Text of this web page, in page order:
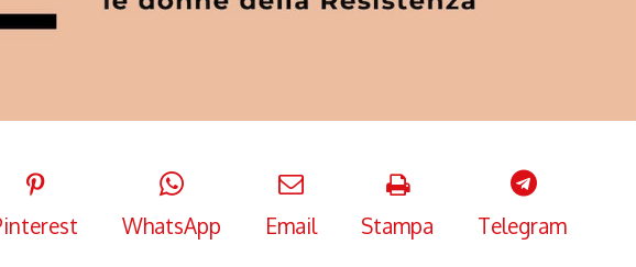
WhatsApp Email Stampa Telegram